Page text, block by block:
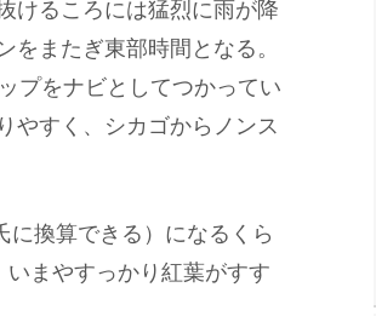
けるころには猛烈に雨が降
またぎ東部時間となる。
プをナビとしてつかってい
やすく、シカゴからノンス
に換算できる）になるくら
まやすっかり紅葉がすす